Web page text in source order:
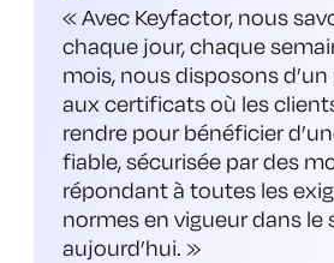
«Avec Keyfactor, nous
chaque jour, chaque
mois, nous disposons
aux certificats où les
rendre pour bénéficier
fiable, sécurisée par des
répondant à toutes les
normes en vigueur dans le
aujourd’hui. »